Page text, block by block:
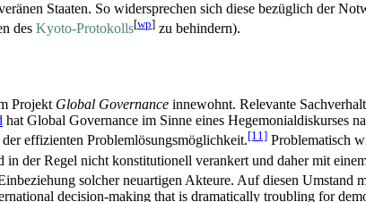
Staaten. So widersprechen sich diese bezüglich der
des Kyoto-Protokolls[wp] zu behindern).
Projekt Global Governance innewohnt. Relevante
hat Global Governance im Sinne eines Hegemonial­diskurses
effizienten Problem­lösungs­möglichkeit.[11] Problematisch
in der Regel nicht konstitutionell verankert und daher mit
solcher neuartigen Akteure. Auf diesen Umstand
decision-making that is dramatically troubling for